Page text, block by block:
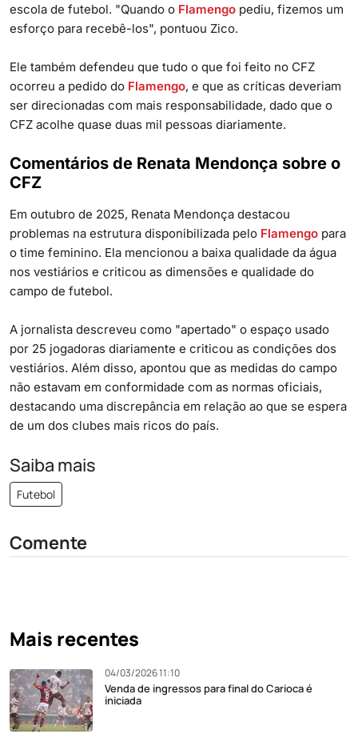
escola de futebol. "Quando o Flamengo pediu, fizemos um
esforço para recebê-los", pontuou Zico.
Ele também defendeu que tudo o que foi feito no CFZ
ocorreu a pedido do Flamengo, e que as críticas deveriam
ser direcionadas com mais responsabilidade, dado que o
CFZ acolhe quase duas mil pessoas diariamente.
Comentários de Renata Mendonça sobre o
CFZ
Em outubro de 2025, Renata Mendonça destacou
problemas na estrutura disponibilizada pelo Flamengo para
o time feminino. Ela mencionou a baixa qualidade da água
nos vestiários e criticou as dimensões e qualidade do
campo de futebol.
A jornalista descreveu como "apertado" o espaço usado
por 25 jogadoras diariamente e criticou as condições dos
vestiários. Além disso, apontou que as medidas do campo
não estavam em conformidade com as normas oficiais,
destacando uma discrepância em relação ao que se espera
de um dos clubes mais ricos do país.
Saiba mais
Futebol
Comente
Mais recentes
04/03/2026 11:10
Venda de ingressos para final do Carioca é
iniciada